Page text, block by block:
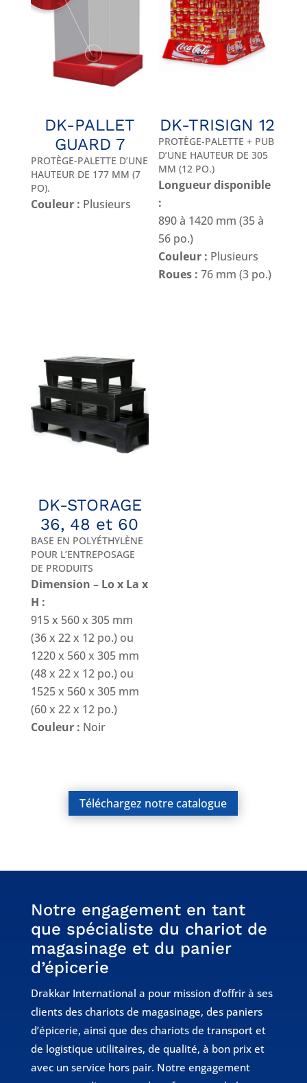
DK-PALLET
GUARD 7
PROTÈGE-PALETTE D’UNE
HAUTEUR DE 177 MM (7
PO).
Couleur : Plusieurs
DK-TRISIGN 12
PROTÈGE-PALETTE + PUB
D’UNE HAUTEUR DE 305
MM (12 PO.)
Longueur disponible
:
890 à 1420 mm (35 à
56 po.)
Couleur : Plusieurs
Roues : 76 mm (3 po.)
DK-STORAGE
36, 48 et 60
BASE EN POLYÉTHYLÈNE
POUR L’ENTREPOSAGE
DE PRODUITS
Dimension – Lo x La x
H :
915 x 560 x 305 mm
(36 x 22 x 12 po.) ou
1220 x 560 x 305 mm
(48 x 22 x 12 po.) ou
1525 x 560 x 305 mm
(60 x 22 x 12 po.)
Couleur : Noir
Téléchargez notre catalogue
Notre engagement en tant
que spécialiste du chariot de
magasinage et du panier
d’épicerie
Drakkar International a pour mission d’offrir à ses
clients des chariots de magasinage, des paniers
d’épicerie, ainsi que des chariots de transport et
de logistique utilitaires, de qualité, à bon prix et
avec un service hors pair. Notre engagement